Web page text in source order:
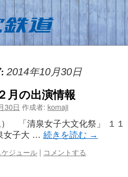
2014年10月30日
月の出演情報
30日 作成者: komaji
） 「清泉女子大文化祭」 １１
女子大 … 続きを読む →
ジュール | コメントする